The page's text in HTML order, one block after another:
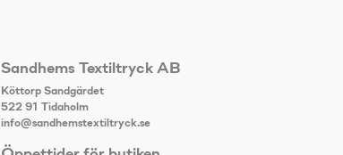
Sandhems Textiltryck AB
Köttorp Sandgärdet
522 91 Tidaholm
info@sandhemstextiltryck.se